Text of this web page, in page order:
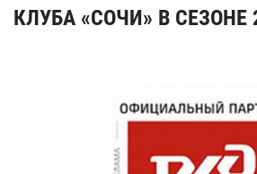
КЛУБА «СОЧИ» В СЕЗОНЕ